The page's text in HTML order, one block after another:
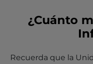
¿Cuánto
Recuerda que la